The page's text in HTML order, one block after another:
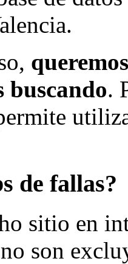
buscando.
de fallas?
sitio en
son